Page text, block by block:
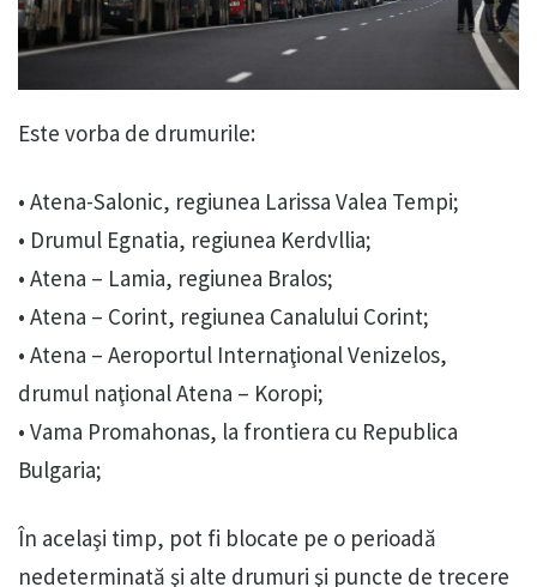
Este vorba de drumurile:
• Atena-Salonic, regiunea Larissa Valea Tempi;
• Drumul Egnatia, regiunea Kerdvllia;
• Atena – Lamia, regiunea Bralos;
• Atena – Corint, regiunea Canalului Corint;
• Atena – Aeroportul Internaţional Venizelos,
drumul naţional Atena – Koropi;
• Vama Promahonas, la frontiera cu Republica
Bulgaria;
În acelaşi timp, pot fi blocate pe o perioadă
nedeterminată şi alte drumuri şi puncte de trecere